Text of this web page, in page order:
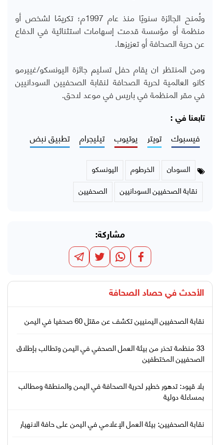
وتُمنح الجائزة سنويًا منذ عام 1997م؛ تكريمًا لشخص أو
منظمة أو مؤسسة قدمت إسهامات استثنائية في الدفاع
عن حرية الصحافة أو تعزيزها.
ومن المنتظر ان يقام حفل تسليم جائزة اليونسكو/غييرمو
كانو العالمية لحرية الصحافة لنقابة الصحفيين السودانيين
في مقر المنظمة في باريس في موعد لاحق.
تابعنا في :
فيسبوك تويتر يوتيوب تيليجرام تطبيق نبض
السودان الخرطوم
اليونسكو
نقابة الصحفيين السودانيين
الصحفيين
مشاركة:
الأحدث في حصاد الصحافة
نقابة الصحفيين اليمنيين تكشف عن مقتل 60 صحفيا في اليمن
33 منظمة تحذر من بيئة العمل الصحفي في اليمن وتطالب بإطلاق
الصحفيين المختطفين
بلا قيود: تدهور خطير لحرية الصحافة في اليمن والمنطقة ومطالب
بمساءلة دولية
نقابة الصحفيين: بيئة العمل الإعلامي في اليمن على حافة الانهيار